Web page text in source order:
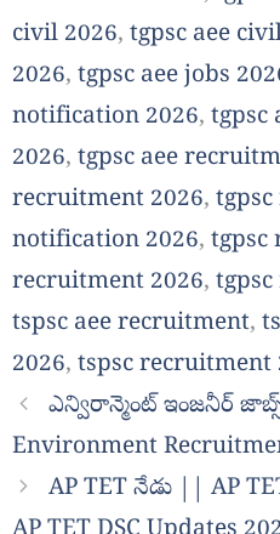
civil 2026, tgpsc aee
2026, tgpsc aee jobs
notification 2026, tgpsc
2026, tgpsc aee
recruitment 2026,
notification 2026, tgpsc
recruitment 2026,
tspsc aee recruitment,
2026, tspsc recruitment
ఎన్విరాన్మెంట్ ఇంజనీర్
Environment
AP TET నేడు || AP